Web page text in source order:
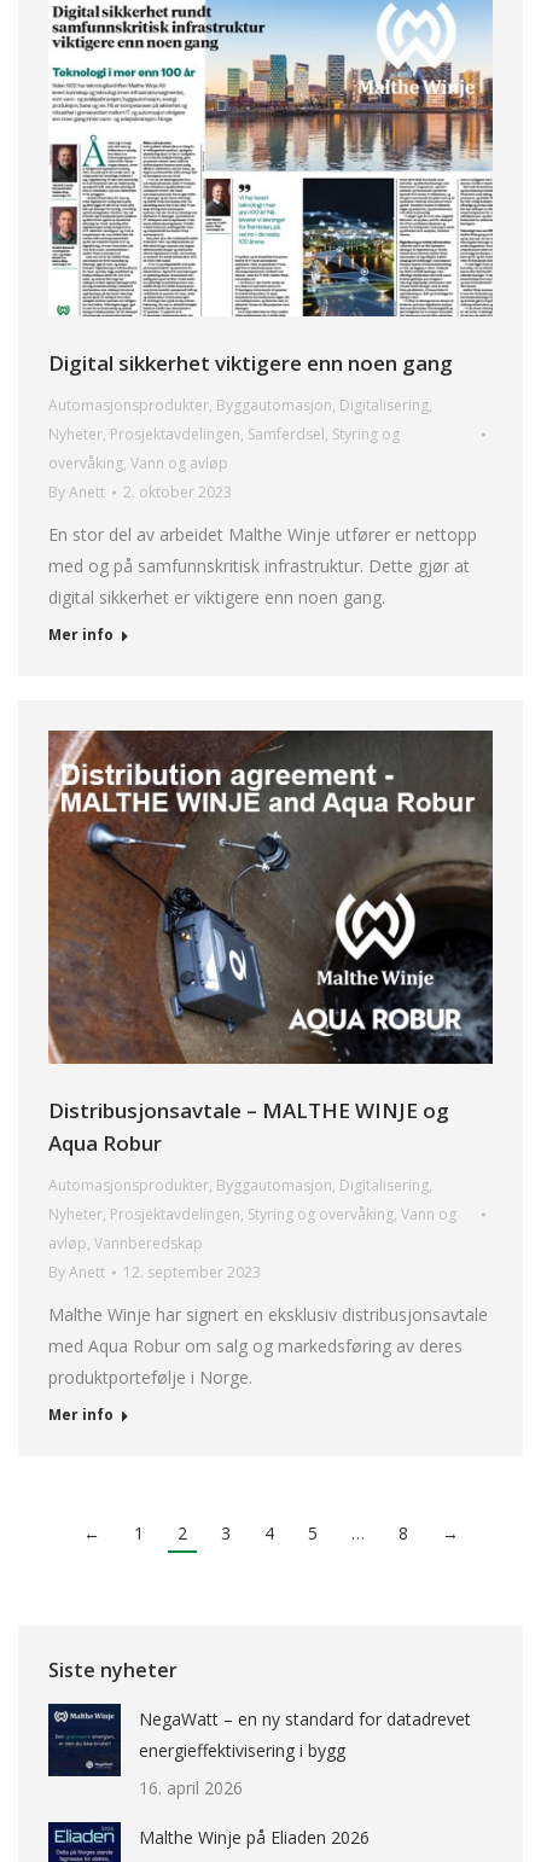
Digital sikkerhet viktigere enn noen gang
Automasjonsprodukter, Byggautomasjon, Digitalisering,
Nyheter, Prosjektavdelingen, Samferdsel, Styring og
overvåking, Vann og avløp
ByAnett 2. oktober 2023
En stor del av arbeidet Malthe Winje utfører er nettopp
med og på samfunnskritisk infrastruktur. Dette gjør at
digital sikkerhet er viktigere enn noen gang.
Mer info
Distribusjonsavtale – MALTHE WINJE og
Aqua Robur
Automasjonsprodukter, Byggautomasjon, Digitalisering,
Nyheter, Prosjektavdelingen, Styring og overvåking, Vann og
avløp, Vannberedskap
ByAnett 12. september 2023
Malthe Winje har signert en eksklusiv distribusjonsavtale
med Aqua Robur om salg og markedsføring av deres
produktportefølje i Norge.
Mer info
← 1 2 3 4 5 … 8 →
Siste nyheter
NegaWatt – en ny standard for datadrevet
energieffektivisering i bygg
16. april 2026
Malthe Winje på Eliaden 2026